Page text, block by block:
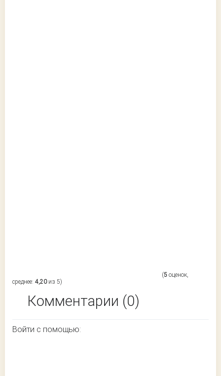
(5 оценок,
среднее: 4,20из 5)
Комментарии (0)
Войти с помощью: